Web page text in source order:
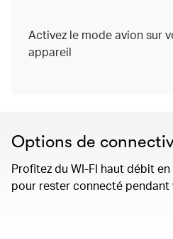
Activez le mode avion sur
appareil
Options de
Profitez du WI-FI haut débit
pour rester connecté pendant